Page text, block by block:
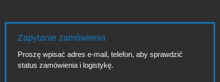
Zapytanie zamówienia
Proszę wpisać adres e-mail, telefon, aby sprawdzić
status zamówienia i logistykę.